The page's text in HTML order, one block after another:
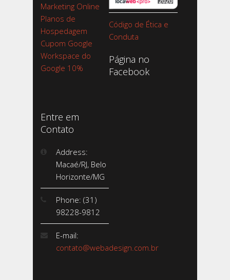
Marketing Online
Planos de
Hospedagem
Cupom Google
Workspace do
Google 10%
Código de Ética e
Conduta
Página no
Facebook
Entre em
Contato
Address:
Macaé/RJ, Belo
Horizonte/MG
Phone: (31)
98228-9812
E-mail:
contato@webadesign.com.br